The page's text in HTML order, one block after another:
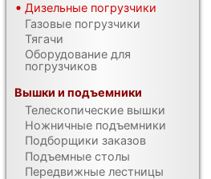
Дизельные погрузчики
Газовые погрузчики
Тягачи
Оборудование для
погрузчиков
Вышки и подъемники
Телескопические вышки
Ножничные подъемники
Подборщики заказов
Подъемные столы
Передвижные лестницы